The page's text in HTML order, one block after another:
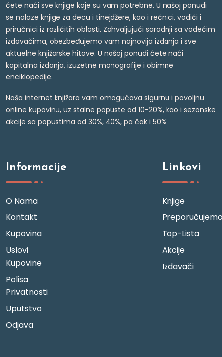
ćete naći sve knjige koje su vam potrebne. U našoj ponudi
se nalaze knjige za decu i tinejdžere, kao i rečnici, vodiči i
priručnici iz različitih oblasti. Zahvaljujući saradnji sa vodećim
izdavačima, obezbeđujemo vam najnovija izdanja i sve
aktuelne knjižarske hitove. U našoj ponudi ćete naći
kapitalna izdanja, izuzetne monografije i obimne
enciklopedije.
Naša internet knjižara vam omogućava sigurnu i povoljnu
online kupovinu, uz stalne popuste od 10-20%, kao i sezonske
akcije sa popustima od 30%, 40%, pa čak i 50%.
Informacije
O Nama
Kontakt
Kupovina
Uslovi
Kupovine
Polisa
Privatnosti
Uputstvo
Odjava
Linkovi
Knjige
Preporučujemo
Top-Lista
Akcije
Izdavači